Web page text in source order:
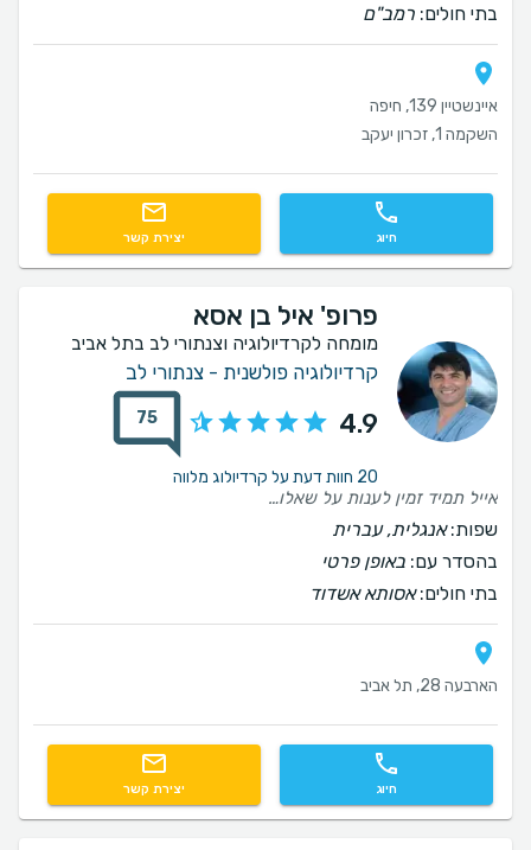
בתי חולים: רמב"ם
איינשטיין 139, חיפה
השקמה 1, זכרון יעקב
חיוג יצירת קשר
פרופ' איל בן אסא
מומחה לקרדיולוגיה וצנתורי לב בתל אביב
קרדיולוגיה פולשנית - צנתורי לב
4.9
75
20 חוות דעת על קרדיולוג מלווה
אייל תמיד זמין לענות על שאלות, אמפטי , מקצועי מאוד ולא פחות חשוב, בעל אינטליגנציה רגשית גבוהה. אני מרוצה מאוד וממליץ בחום
שפות:אנגלית, עברית
בהסדר עם: באופן פרטי
בתי חולים:אסותא אשדוד
הארבעה 28, תל אביב
חיוג יצירת קשר